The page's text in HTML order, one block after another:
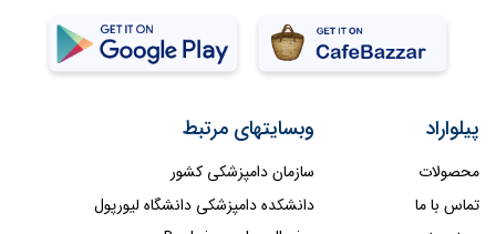
پیلواراد
محصولات
تماس با ما
وبسایتهای مرتبط
سازمان دامپزشکی کشور
دانشکده دامپزشکی دانشگاه لیورپول